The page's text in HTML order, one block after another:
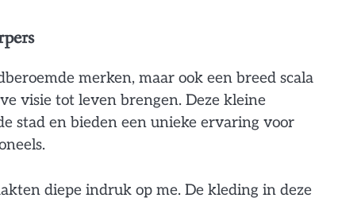
merken, maar ook een breed scala
visie tot leven brengen. Deze kleine
stad en bieden een unieke ervaring voor
diepe indruk op me. De kleding in deze